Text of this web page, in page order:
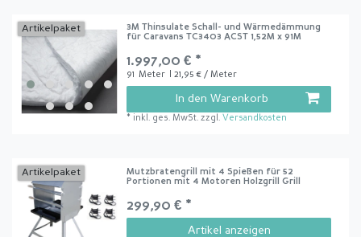
Artikelpaket
3M Thinsulate Schall- und Wärmedämmung
für Caravans TC3403 ACST 1,52M x 91M
1.997,00 € *
91 Meter | 21,95 € / Meter
In den Warenkorb
* inkl. ges. MwSt. zzgl. Versandkosten
Artikelpaket
Mutzbratengrill mit 4 Spießen für 52
Portionen mit 4 Motoren Holzgrill Grill
299,90 € *
Artikel anzeigen